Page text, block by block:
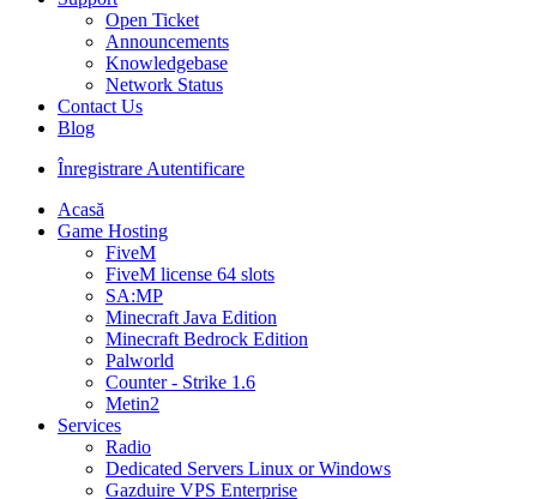
Open Ticket
Announcements
Knowledgebase
Network Status
Contact Us
Blog
Înregistrare Autentificare
Acasă
Game Hosting
FiveM
FiveM license 64 slots
SA:MP
Minecraft Java Edition
Minecraft Bedrock Edition
Palworld
Counter - Strike 1.6
Metin2
Services
Radio
Dedicated Servers Linux or Windows
Gazduire VPS Enterprise